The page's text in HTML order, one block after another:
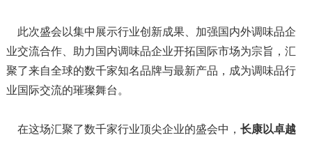
此次盛会以集中展示行业创新成果、加强国内外调味品企
业交流合作、助力国内调味品企业开拓国际市场为宗旨，汇
聚了来自全球的数千家知名品牌与最新产品，成为调味品行
业国际交流的璀璨舞台。
在这场汇聚了数千家行业顶尖企业的盛会中， 长康以卓越